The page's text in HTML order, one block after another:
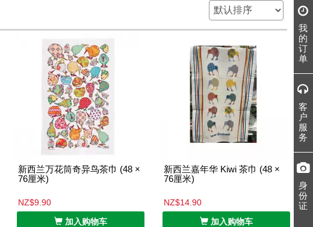
我
的
订
单
客
户
服
务
身
份
证
新西兰万花筒奇异鸟茶巾 (48 ×
76厘米)
NZ$9.90
加入购物车
新西兰嘉年华 Kiwi 茶巾 (48 ×
76厘米)
NZ$14.90
加入购物车